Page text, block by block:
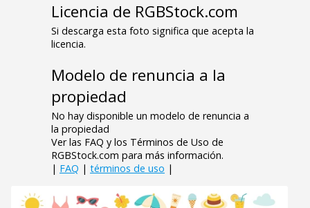
Licencia de RGBStock.com
Si descarga esta foto significa que acepta la
licencia.
Modelo de renuncia a la
propiedad
No hay disponible un modelo de renuncia a
la propiedad
Ver las FAQ y los Términos de Uso de
RGBStock.com para más información.
| FAQ | términos de uso |